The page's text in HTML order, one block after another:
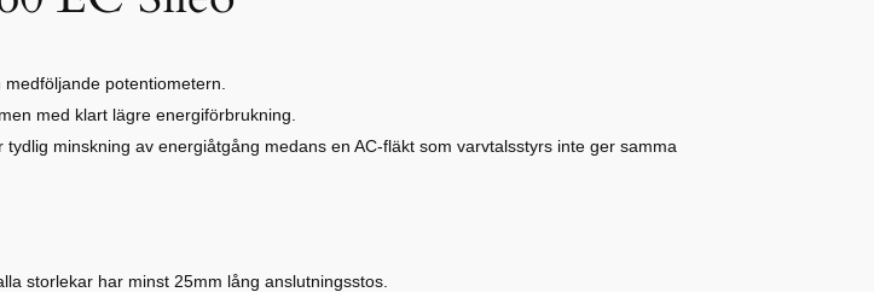
potentiometern.
med klart lägre energiförbrukning.
minskning av energiåtgång medans en AC-fläkt som varvtalsstyrs inte ger samma
storlekar har minst 25mm lång anslutningsstos.